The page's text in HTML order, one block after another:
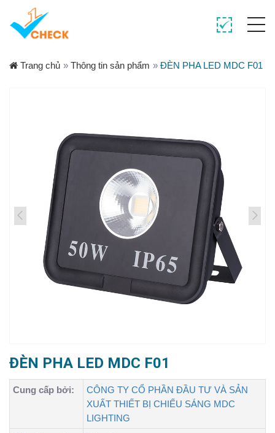
Trang chủ » Thông tin sản phẩm » ĐÈN PHA LED MDC F01
ĐÈN PHA LED MDC F01
Cung cấp bởi:
CÔNG TY CỔ PHẦN ĐẦU TƯ VÀ SẢN
XUẤT THIẾT BỊ CHIẾU SÁNG MDC
LIGHTING